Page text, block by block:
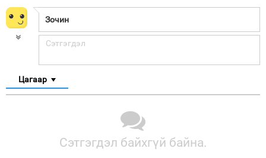
Цагаар
Сэтгэгдэл байхгүй байна.